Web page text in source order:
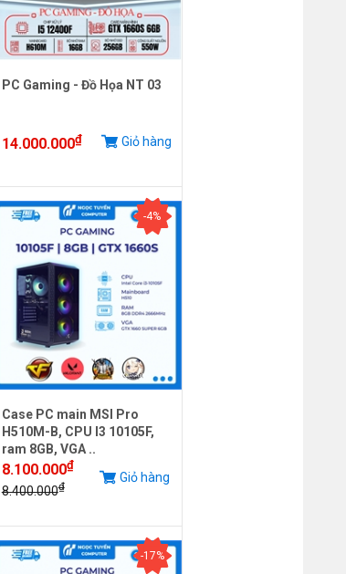
PC Gaming - Đồ Họa NT 03
14.000.000₫ Giỏ hàng
-4%
Case PC main MSI Pro
H510M-B, CPU I3 10105F,
ram 8GB, VGA ..
8.100.000₫
8.400.000₫
Giỏ hàng
-17%